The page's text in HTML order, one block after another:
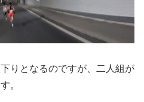
りとなるのですが、二人組が
。